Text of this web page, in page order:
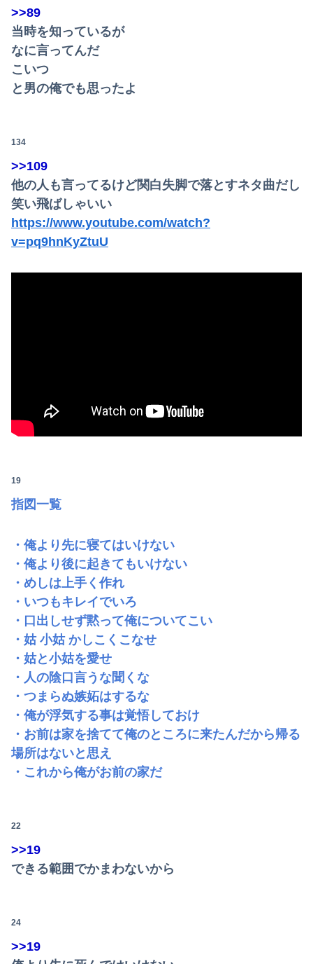
>>89
当時を知っているが
なに言ってんだ
こいつ
と男の俺でも思ったよ
134
>>109
他の人も言ってるけど関白失脚で落とすネタ曲だし
笑い飛ばしゃいい
https://www.youtube.com/watch?
v=pq9hnKyZtuU
19
指図一覧
・俺より先に寝てはいけない
・俺より後に起きてもいけない
・めしは上手く作れ
・いつもキレイでいろ
・口出しせず黙って俺についてこい
・姑 小姑 かしこくこなせ
・姑と小姑を愛せ
・人の陰口言うな聞くな
・つまらぬ嫉妬はするな
・俺が浮気する事は覚悟しておけ
・お前は家を捨てて俺のところに来たんだから帰る
場所はないと思え
・これから俺がお前の家だ
22
>>19
できる範囲でかまわないから
24
>>19